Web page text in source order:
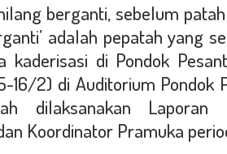
berganti, sebelum
adalah pepatah yang
kaderisasi di Pondok
16/2) di Auditorium Pondok
dilaksanakan Laporan
Koordinator Pramuka